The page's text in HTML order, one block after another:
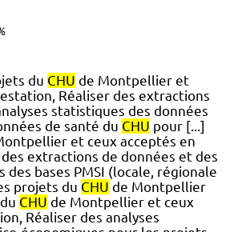
du CHU de Montpellier et
Réaliser des extractions
statistiques des données
de santé du CHU pour [...]
et ceux acceptés en
extractions de données et des
des bases PMSI (locale, régionale
projets du CHU de Montpellier
CHU de Montpellier et ceux
Réaliser des analyses